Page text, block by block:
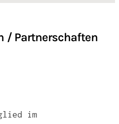
/ Partnerschaften
im